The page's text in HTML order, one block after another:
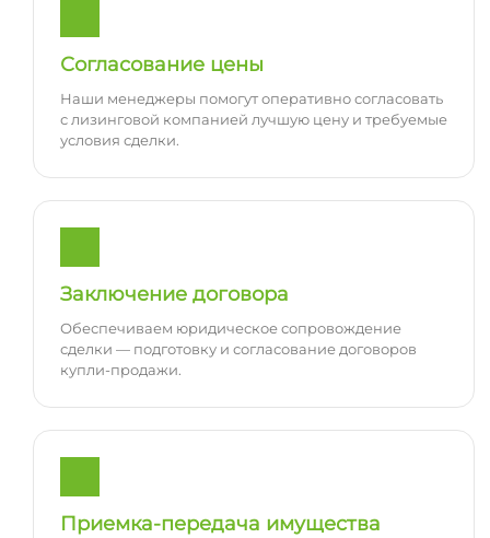
Согласование цены
Наши менеджеры помогут оперативно согласовать
с лизинговой компанией лучшую цену и требуемые
условия сделки.
Заключение договора
Обеспечиваем юридическое сопровождение
сделки — подготовку и согласование договоров
купли-продажи.
Приемка-передача имущества